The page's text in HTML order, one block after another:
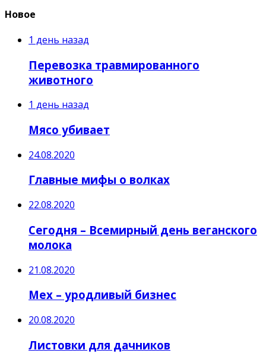
Новое
1 день назад
Перевозка травмированного
животного
1 день назад
Мясо убивает
24.08.2020
Главные мифы о волках
22.08.2020
Сегодня – Всемирный день веганского
молока
21.08.2020
Мех – уродливый бизнес
20.08.2020
Листовки для дачников